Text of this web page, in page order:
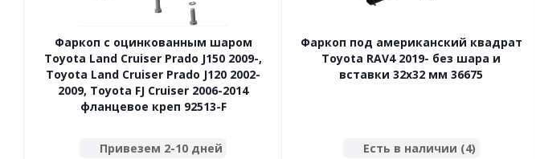
Фаркоп с оцинкованным шаром
Toyota Land Cruiser Prado J150 2009-,
Toyota Land Cruiser Prado J120 2002-
2009, Toyota FJ Cruiser 2006-2014
фланцевое креп 92513-F
Привезем 2-10 дней
Фаркоп под американский квадрат
Toyota RAV4 2019- без шара и
вставки 32x32 мм 36675
Есть в наличии (4)